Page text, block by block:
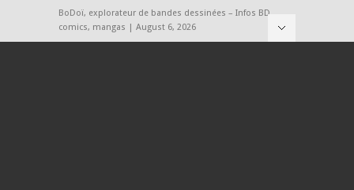
BoDoï, explorateur de bandes dessinées – Infos BD,
comics, mangas | August 6, 2026